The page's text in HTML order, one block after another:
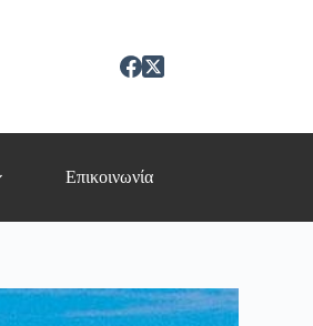
Επικοινωνία